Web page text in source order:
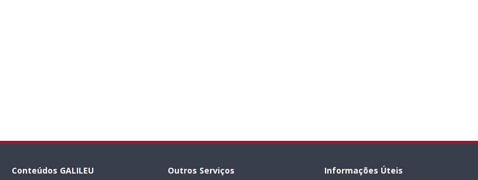
Conteúdos GALILEU
Outros Serviços
Informações Úteis